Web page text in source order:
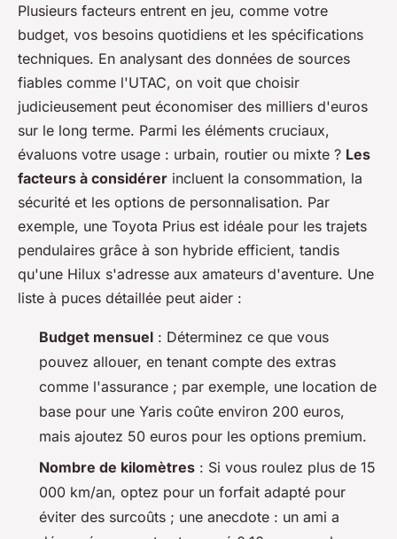
Plusieurs facteurs entrent en jeu, comme votre
budget, vos besoins quotidiens et les spécifications
techniques. En analysant des données de sources
fiables comme l'UTAC, on voit que choisir
judicieusement peut économiser des milliers d'euros
sur le long terme. Parmi les éléments cruciaux,
évaluons votre usage : urbain, routier ou mixte ? Les
facteurs à considérer incluent la consommation, la
sécurité et les options de personnalisation. Par
exemple, une Toyota Prius est idéale pour les trajets
pendulaires grâce à son hybride efficient, tandis
qu'une Hilux s'adresse aux amateurs d'aventure. Une
liste à puces détaillée peut aider :
Budget mensuel : Déterminez ce que vous
pouvez allouer, en tenant compte des extras
comme l'assurance ; par exemple, une location de
base pour une Yaris coûte environ 200 euros,
mais ajoutez 50 euros pour les options premium.
Nombre de kilomètres : Si vous roulez plus de 15
000 km/an, optez pour un forfait adapté pour
éviter des surcoûts ; une anecdote : un ami a